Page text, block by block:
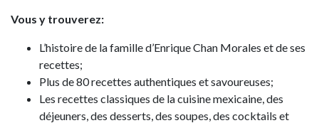
Vous y trouverez:
L’histoire de la famille d’Enrique Chan Morales et de ses
recettes;
Plus de 80 recettes authentiques et savoureuses;
Les recettes classiques de la cuisine mexicaine, des
déjeuners, des desserts, des soupes, des cocktails et